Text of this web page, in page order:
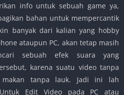
info untuk sebuah game ya,
bahan untuk mempercantik
banyak dari kalian yang hobby
ataupun PC, akan tetap masih
sebuah efek suara yang
karena suatu video tanpa
tanpa lauk. Jadi ini lah
Edit Video pada PC atau